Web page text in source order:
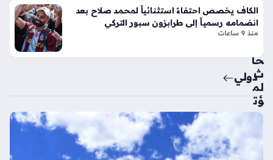
الح
رك
ة
دو
ي
منذ
شه
ر
واح
اس
تقب
ال
حا
ث
لم
ؤت
مر
الد
الكاف يخصص احتفاءً استثنائياً لمحمد صلاح بعد
انضمامه رسمياً إلى طرابزون سبور التركي
منذ 9 ساعات
دولي